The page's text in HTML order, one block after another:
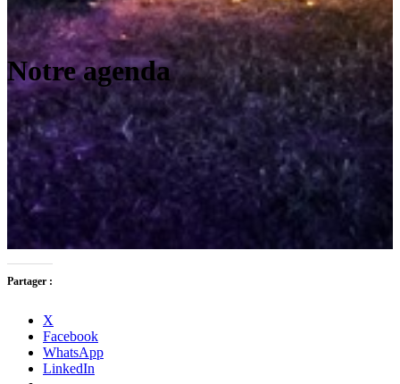
Notre agenda
Partager :
X
Facebook
WhatsApp
LinkedIn